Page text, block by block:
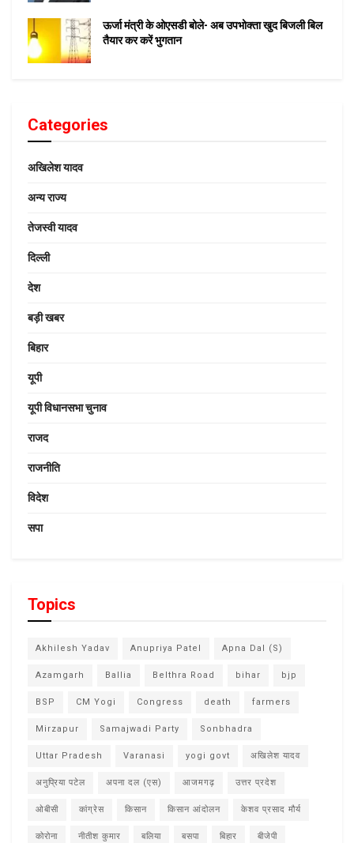
ऊर्जा मंत्री के ओएसडी बोले- अब उपभोक्ता खुद बिजली बिल
तैयार कर करें भुगतान
Categories
अखिलेश यादव
अन्य राज्य
तेजस्वी यादव
दिल्ली
देश
बड़ी खबर
बिहार
यूपी
यूपी विधानसभा चुनाव
राजद
राजनीति
विदेश
सपा
Topics
Akhilesh Yadav Anupriya Patel Apna Dal (S)
Azamgarh Ballia Belthra Road bihar bjp
BSP CM Yogi Congress death farmers
Mirzapur Samajwadi Party Sonbhadra
Uttar Pradesh Varanasi yogi govt अखिलेश यादव
अनुप्रिया पटेल अपना दल (एस) आजमगढ़ उत्तर प्रदेश
ओबीसी कांग्रेस किसान किसान आंदोलन केशव प्रसाद मौर्य
कोरोना नीतीश कुमार बलिया बसपा बिहार बीजेपी